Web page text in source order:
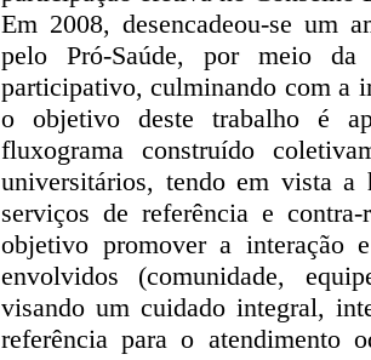
Em 2008, desencadeou-se um
pelo Pró-Saúde, por meio da
participativo, culminando com a
o objetivo deste trabalho é
fluxograma construído
universitários, tendo em vista a
serviços de referência e
objetivo promover a interação
envolvidos (comunidade,
visando um cuidado integral,
referência para o atendimento